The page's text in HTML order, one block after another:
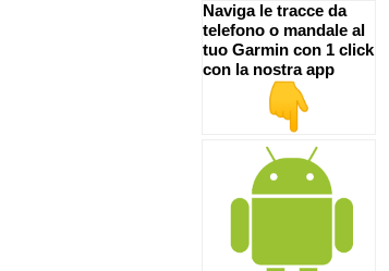
Naviga le tracce da
telefono o mandale al
tuo Garmin con 1 click
con la nostra app